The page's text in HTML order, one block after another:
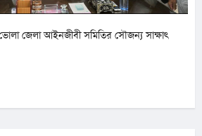
ভোলা জেলা আইনজীবী সমিতির সৌজন্য সাক্ষাৎ